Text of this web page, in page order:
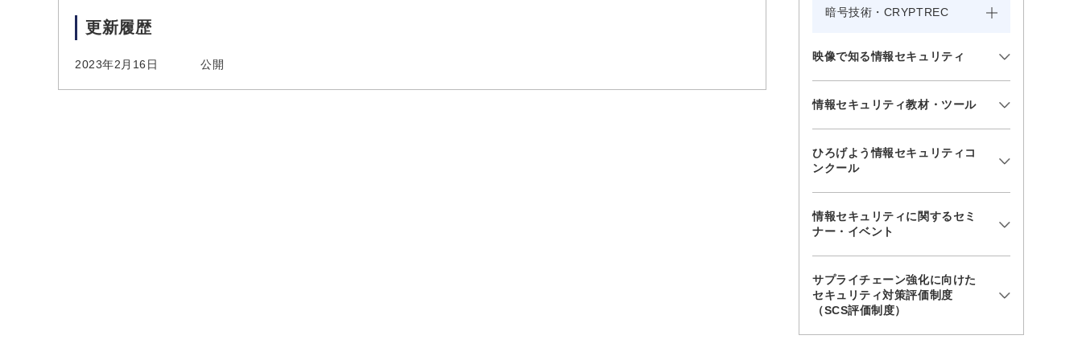
更新履歴
2023年2月16日 公開
暗号技術・CRYPTREC
映像で知る情報セキュリティ
情報セキュリティ教材・ツール
ひろげよう情報セキュリティコ
ンクール
情報セキュリティに関するセミ
ナー・イベント
サプライチェーン強化に向けた
セキュリティ対策評価制度
（SCS評価制度）